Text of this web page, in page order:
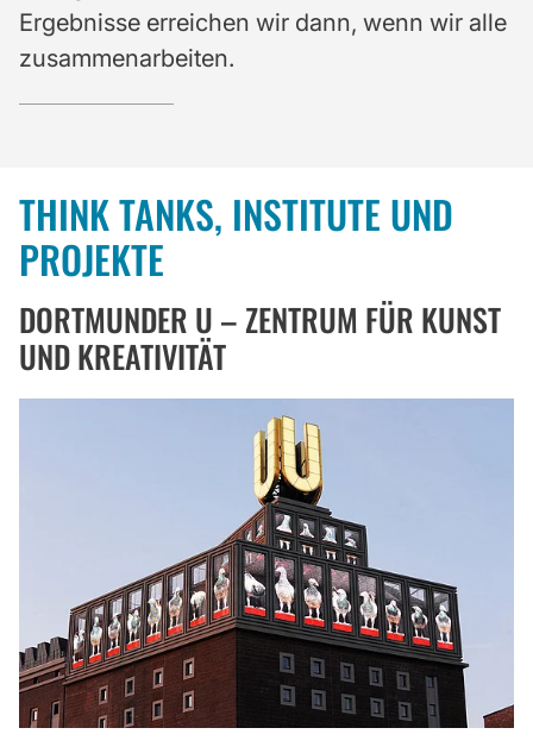
Ergebnisse erreichen wir dann, wenn wir alle
zusammenarbeiten.
THINK TANKS, INSTITUTE UND
PROJEKTE
DORTMUNDER U – ZENTRUM FÜR KUNST
UND KREATIVITÄT